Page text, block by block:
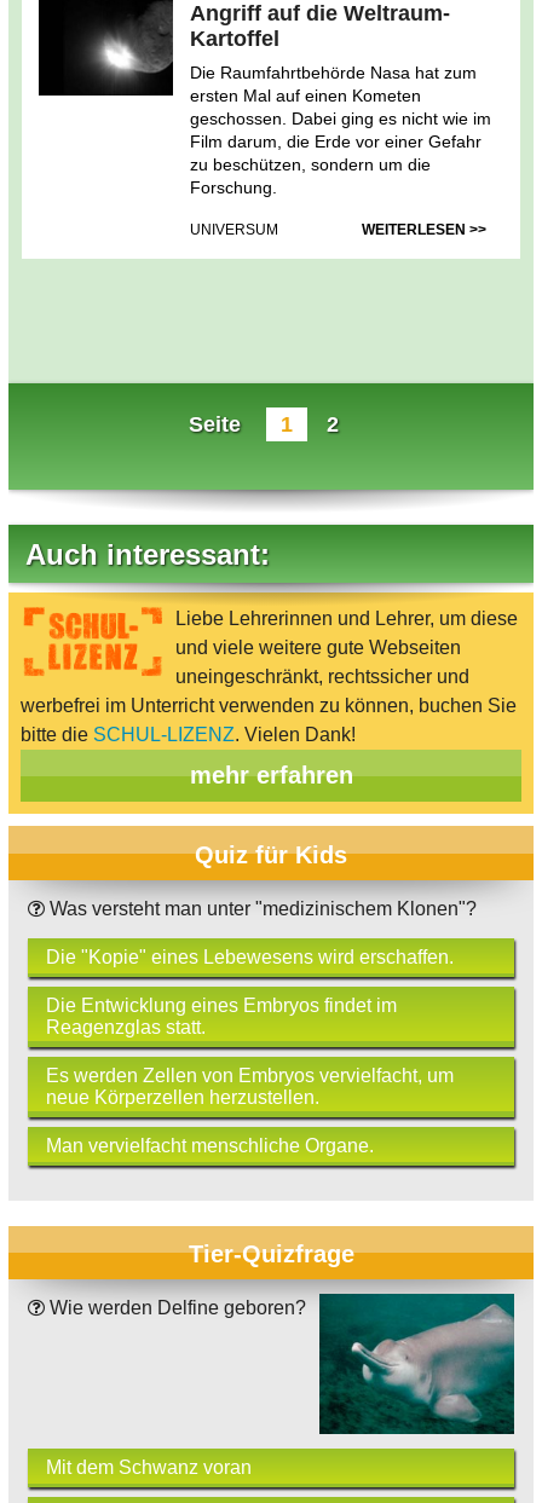
Angriff auf die Weltraum-
Kartoffel
Die Raumfahrtbehörde Nasa hat zum
ersten Mal auf einen Kometen
geschossen. Dabei ging es nicht wie im
Film darum, die Erde vor einer Gefahr
zu beschützen, sondern um die
Forschung.
UNIVERSUM WEITERLESEN >>
Seite 1 2
Auch interessant:
Liebe Lehrerinnen und Lehrer, um diese
und viele weitere gute Webseiten
uneingeschränkt, rechtssicher und
werbefrei im Unterricht verwenden zu können, buchen Sie
bitte die SCHUL-LIZENZ. Vielen Dank!
mehr erfahren
Quiz für Kids
Was versteht man unter "medizinischem Klonen"?
Die "Kopie" eines Lebewesens wird erschaffen.
Die Entwicklung eines Embryos findet im
Reagenzglas statt.
Es werden Zellen von Embryos vervielfacht, um
neue Körperzellen herzustellen.
Man vervielfacht menschliche Organe.
Tier-Quizfrage
Wie werden Delfine geboren?
Mit dem Schwanz voran